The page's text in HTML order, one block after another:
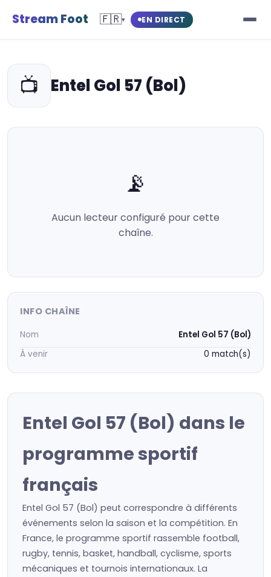
Stream Foot 🇫🇷▾ EN DIRECT
📺 Entel Gol 57 (Bol)
📡
Aucun lecteur configuré pour cette
chaîne.
INFO CHAÎNE
Nom
Entel Gol 57 (Bol)
À venir
0 match(s)
Entel Gol 57 (Bol) dans le
programme sportif
français
Entel Gol 57 (Bol) peut correspondre à différents
événements selon la saison et la compétition. En
France, le programme sportif rassemble football,
rugby, tennis, basket, handball, cyclisme, sports
mécaniques et tournois internationaux. La